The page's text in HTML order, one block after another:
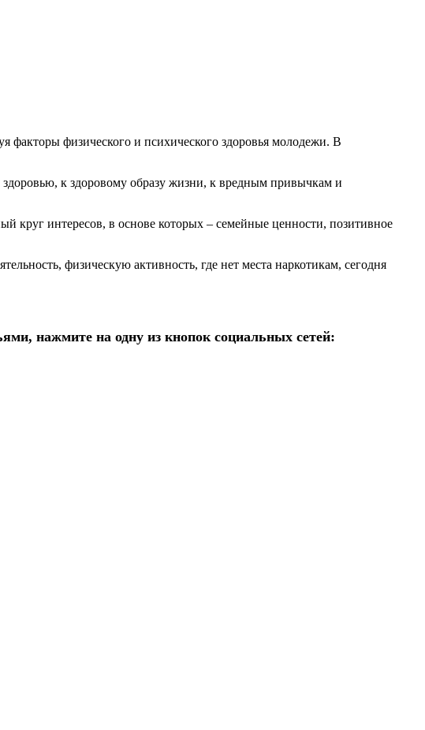
факторы физического и психического здоровья молодежи. В
к здоровому образу жизни, к вредным привычкам и
интересов, в основе которых – семейные ценности, позитивное
физическую активность, где нет места наркотикам, сегодня
нажмите на одну из кнопок социальных сетей: